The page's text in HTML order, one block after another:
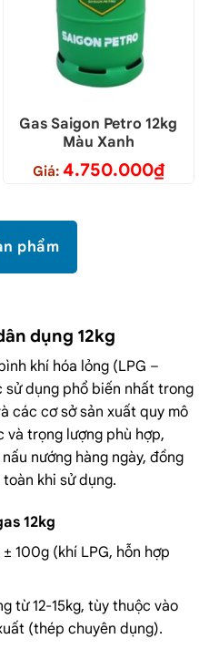
Gas Saigon Petro 12kg
Màu Xanh
Giá: 4.750.000₫
phẩm
dụng 12kg
khí hóa lỏng (LPG –
sử dụng phổ biến nhất trong
các cơ sở sản xuất quy mô
và trọng lượng phù hợp,
nướng hàng ngày, đồng
khi sử dụng.
12kg
± 100g (khí LPG, hỗn hợp
từ 12-15kg, tùy thuộc vào
(thép chuyên dụng).